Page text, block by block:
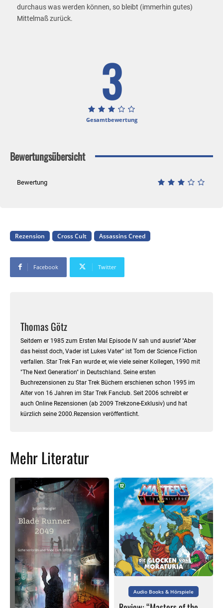
durchaus was werden können, so bleibt (immerhin gutes)
Mittelmaß zurück.
3
Gesamtbewertung
Bewertungsübersicht
Bewertung
Rezension Cross Cult Assassins Creed
Facebook Twitter
Thomas Götz
Seitdem er 1985 zum Ersten Mal Episode IV sah und ausrief "Aber
das heisst doch, Vader ist Lukes Vater" ist Tom der Science Fiction
verfallen. Star Trek Fan wurde er, wie viele seiner Kollegen, 1990 mit
"The Next Generation" in Deutschland. Seine ersten
Buchrezensionen zu Star Trek Büchern erschienen schon 1995 im
Alter von 16 Jahren im Star Trek Fanclub. Seit 2006 schreibt er
auch Online Rezensionen (ab 2009 Trekzone-Exklusiv) und hat
kürzlich seine 2000.Rezension veröffentlicht.
Mehr Literatur
Audio Books & Hörspiele